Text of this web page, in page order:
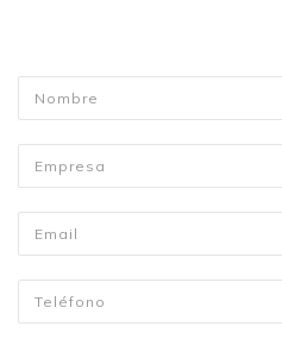
Nombre
Empresa
Email *
Telefono